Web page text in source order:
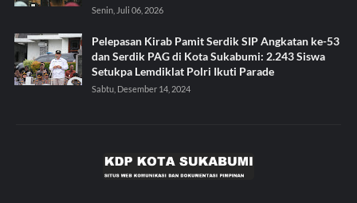
Senin, Juli 06, 2026
Pelepasan Kirab Pamit Serdik SIP Angkatan ke-53
dan Serdik PAG di Kota Sukabumi: 2.243 Siswa
Setukpa Lemdiklat Polri Ikuti Parade
Sabtu, Desember 14, 2024